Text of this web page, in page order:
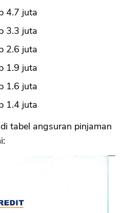
4.7 juta
3.3 juta
2.6 juta
1.9 juta
1.6 juta
1.4 juta
tabel angsuran pinjaman